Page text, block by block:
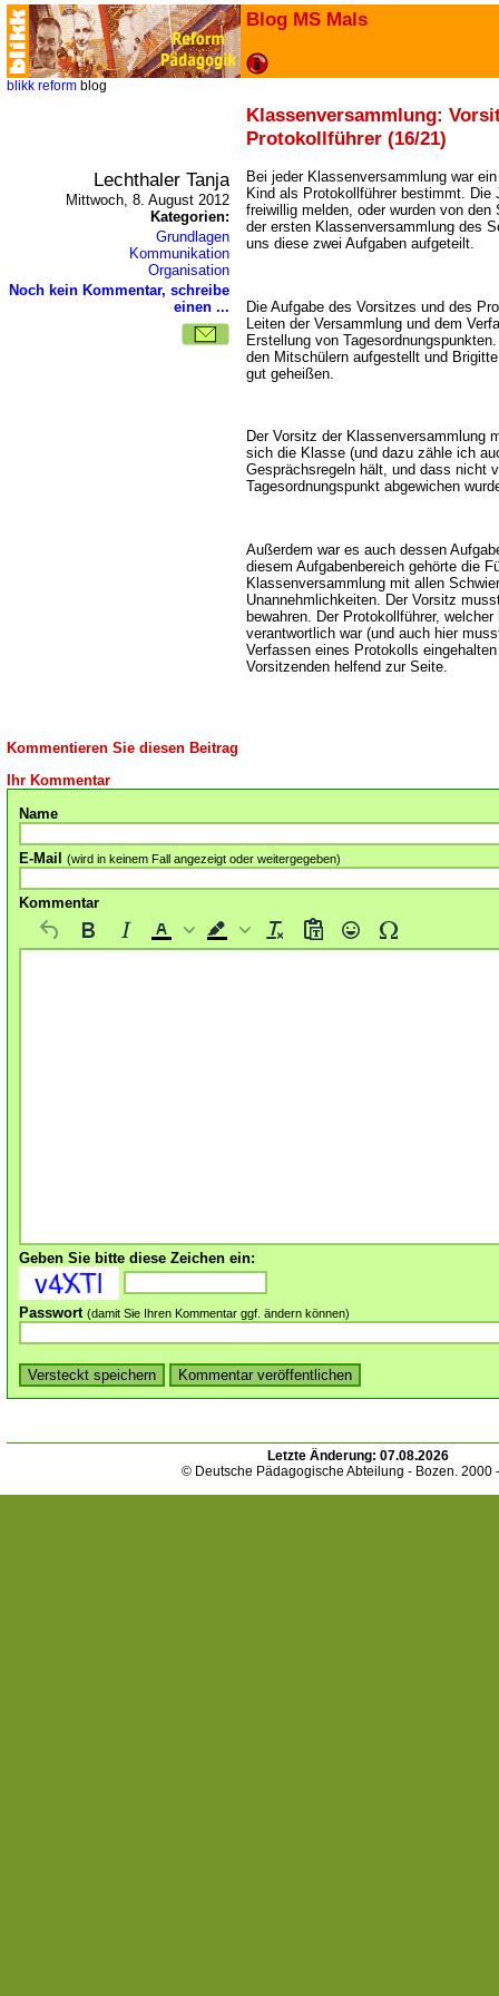
Blog MS Mals
blikk reform blog
Klassenversammlung:
Protokollführer (16/21)
Lechthaler Tanja
Mittwoch, 8. August 2012
Kategorien:
Grundlagen
Kommunikation
Organisation
Noch kein Kommentar, schreibe
einen ...
Bei jeder Klassenversammlung war
Kind als Protokollführer bestimmt. Die
freiwillig melden, oder wurden von
der ersten Klassenversammlung des
uns diese zwei Aufgaben aufgeteilt.
Die Aufgabe des Vorsitzes und des
Leiten der Versammlung und dem
Erstellung von
den Mitschülern aufgestellt und
gut geheißen.
Der Vorsitz der Klassenversammlung
sich die Klasse (und dazu zähle ich
Gesprächsregeln hält, und dass nicht
Tagesordnungspunkt abgewichen
Außerdem war es auch dessen
diesem Aufgabenbereich gehörte die
Klassenversammlung mit allen
Unannehmlichkeiten. Der Vorsitz
bewahren. Der Protokollführer,
verantwortlich war (und auch hier
Verfassen eines Protokolls
Vorsitzenden helfend zur Seite.
Kommentieren Sie diesen Beitrag
Ihr Kommentar
Name
E-Mail (wird in keinem Fall angezeigt oder weitergegeben)
Kommentar
Geben Sie bitte diese Zeichen ein:
Passwort (damit Sie Ihren Kommentar ggf. ändern können)
Letzte Änderung: 07.08.2026
© Deutsche Pädagogische Abteilung - Bozen. 2000